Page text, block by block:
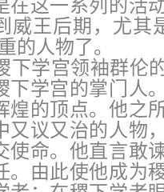
在这一系列的活
威王后期，尤
的人物了。
下学宫领袖群伦
下学宫的掌门人
煌的顶点。他之
又议又治的人物
使命。他直言敢
。由此使他成为